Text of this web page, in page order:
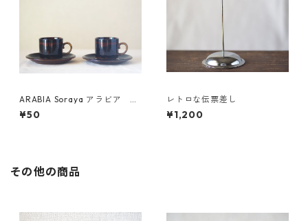
ARABIA Soraya アラビア ソ
ラヤ カップ＆ソーサー
¥50
レトロな伝票差し
¥1,200
その他の商品